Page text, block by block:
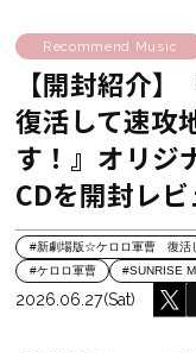
Recommend Music
【開封紹介
復活して速攻
す！』オリジ
CDを開封レビ
#新劇場版☆ケロロ軍曹 復活
#ケロロ軍曹
#SUNRISE
2026.06.27(Sat)